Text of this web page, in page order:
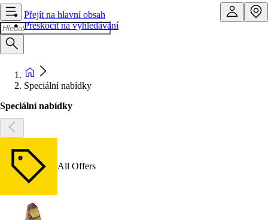
Přejít na hlavní obsah
Přeskočit na vyhledávání
Speciální nabídky
Speciální nabídky
All Offers